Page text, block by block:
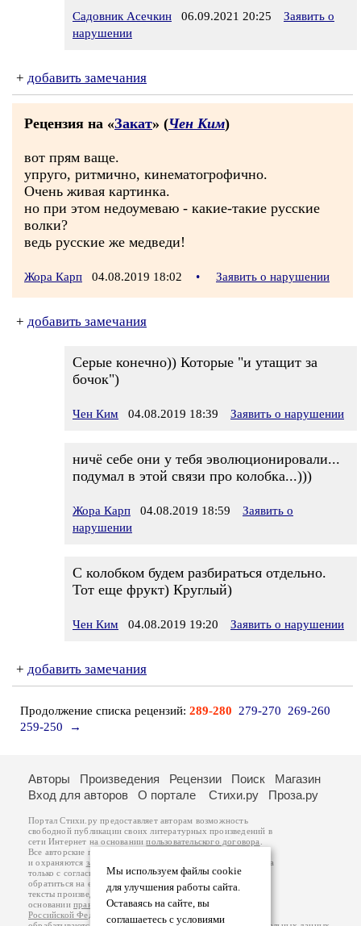
Садовник Асечкин 06.09.2021 20:25
Заявить о
нарушении
+ добавить замечания
Рецензия на «Закат» (Чен Ким)
вот прям ваще.
упруго, ритмично, кинематогрофично.
Очень живая картинка.
но при этом недоумеваю - какие-такие русские
волки?
ведь русские же медведи!
Жора Карп 04.08.2019 18:02 • Заявить о нарушении
+ добавить замечания
Серые конечно)) Которые "и утащит за
бочок")
Чен Ким 04.08.2019 18:39 Заявить о нарушении
ничё себе они у тебя эволюционировали...
подумал в этой связи про колобка...)))
Жора Карп 04.08.2019 18:59
Заявить о
нарушении
С колобком будем разбираться отдельно.
Тот еще фрукт) Круглый)
Чен Ким 04.08.2019 19:20 Заявить о нарушении
+ добавить замечания
Продолжение списка рецензий: 289-280 279-270
269-260
259-250
→
Мы используем файлы cookie
для улучшения работы сайта.
Оставаясь на сайте, вы
соглашаетесь с условиями
Авторы Произведения Рецензии Поиск
Магазин
Вход для авторов
О портале Стихи.ру Проза.ру
Портал Стихи.ру предоставляет авторам возможность
свободной публикации своих литературных произведений в
сети Интернет на основаниипользовательского договора
Все авторские права на произведения принадлежат авторам
и охраняются законом
. Перепечатка произведений возможна
только с согласия его автора, к которому вы можете
обратиться на его авторской странице. Ответственность за
тексты произведений авторы несут самостоятельно на
основанииправил публикацииизаконодательства
Российской Федерации